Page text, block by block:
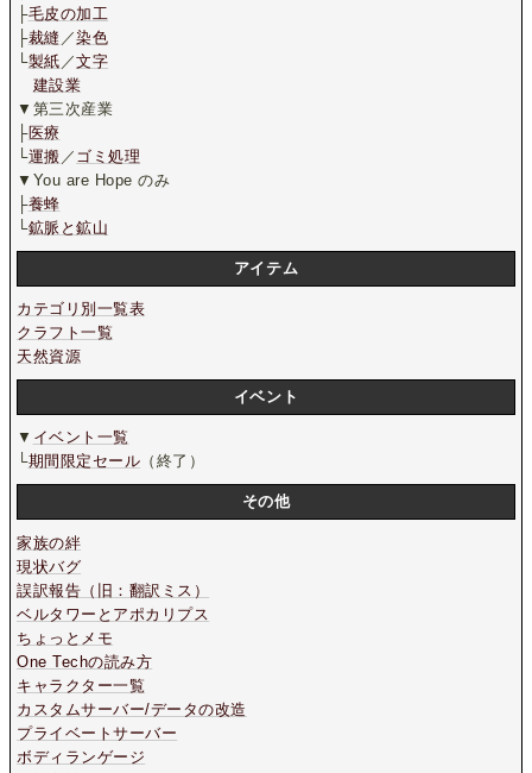
├毛皮の加工
├裁縫 ／染色
└製紙 ／文字
建設業
▼第三次産業
├医療
└運搬 ／ ゴミ処理
▼You are Hope のみ
├養蜂
└鉱脈と鉱山
アイテム
カテゴリ別一覧表
クラフト一覧
天然資源
イベント
▼ イベント一覧
└期間限定セール （終了）
その他
家族の絆
現状バグ
誤訳報告（旧：翻訳ミス）
ベルタワーとアポカリプス
ちょっとメモ
One Techの読み方
キャラクター一覧
カスタムサーバー/データの改造
プライベートサーバー
ボディランゲージ